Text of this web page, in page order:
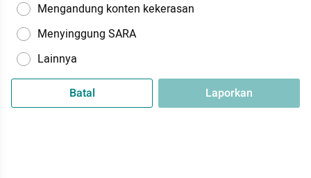
Mengandung konten kekerasan
Menyinggung SARA
Lainnya
Batal Laporkan